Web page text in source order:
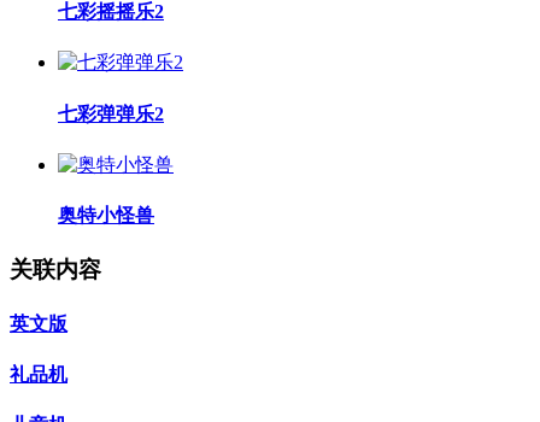
七彩摇摇乐2
七彩弹弹乐2
奥特小怪兽
关联内容
英文版
礼品机